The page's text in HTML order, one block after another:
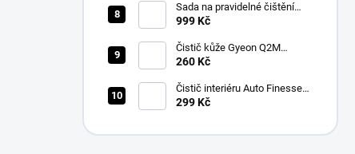
Sada na pravidelné čištění
kůže v automobilu od Auto
999 Kč
Čistič kůže Gyeon Q2M
LeatherCleaner NATURAL
260 Kč
Čistič interiéru Auto Finesse
Total Interior Cleaner (500 ml)
299 Kč